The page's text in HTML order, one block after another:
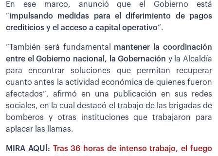
En ese marco, anunció que el Gobierno está
“impulsando medidas para el diferimiento de pagos
crediticios y el acceso a capital operativo”.
“También será fundamental mantener la coordinación
entre el Gobierno nacional, la Gobernación y la Alcaldía
para encontrar soluciones que permitan recuperar
cuanto antes la actividad económica de quienes fueron
afectados”, afirmó en una publicación en sus redes
sociales, en la cual destacó el trabajo de las brigadas de
bomberos y otras instituciones que trabajaron para
aplacar las llamas.
MIRA AQUÍ: Tras 36 horas de intenso trabajo, el fuego